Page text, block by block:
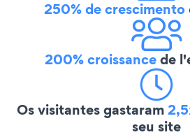
250% de crescimento
200% croissancede
Os visitantes gastaram
seu site